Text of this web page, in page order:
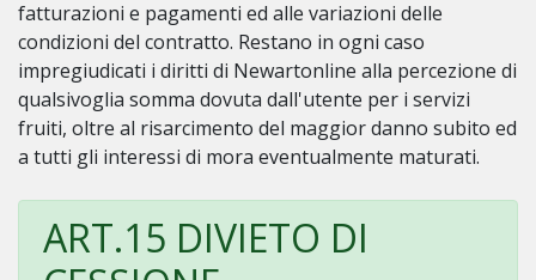
fatturazioni e pagamenti ed alle variazioni delle
condizioni del contratto. Restano in ogni caso
impregiudicati i diritti di Newartonline alla percezione di
qualsivoglia somma dovuta dall'utente per i servizi
fruiti, oltre al risarcimento del maggior danno subito ed
a tutti gli interessi di mora eventualmente maturati.
ART.15 DIVIETO DI